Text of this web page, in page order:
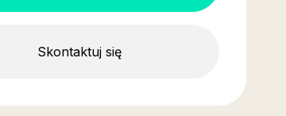
Skontaktuj się